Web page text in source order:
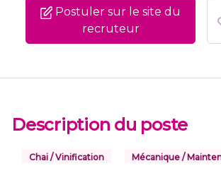
Postuler sur le site du
recruteur
Description du poste
Chai / Vinification Mécanique /